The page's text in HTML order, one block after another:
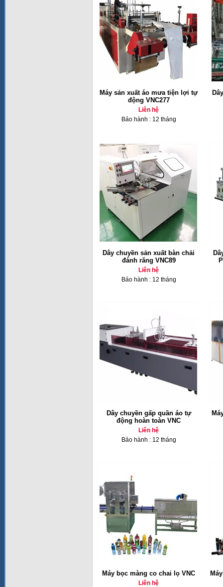
Máy sản xuất áo mưa tiện lợi tự
động VNC277
Liên hệ
Bảo hành : 12 tháng
Dây chuyền sản xuất bàn chải
đánh răng VNC89
Liên hệ
Bảo hành : 12 tháng
Dây chuyền gấp quần áo tự
động hoàn toàn VNC
Liên hệ
Bảo hành : 12 tháng
Máy bọc màng co chai lọ VNC
Liên hệ